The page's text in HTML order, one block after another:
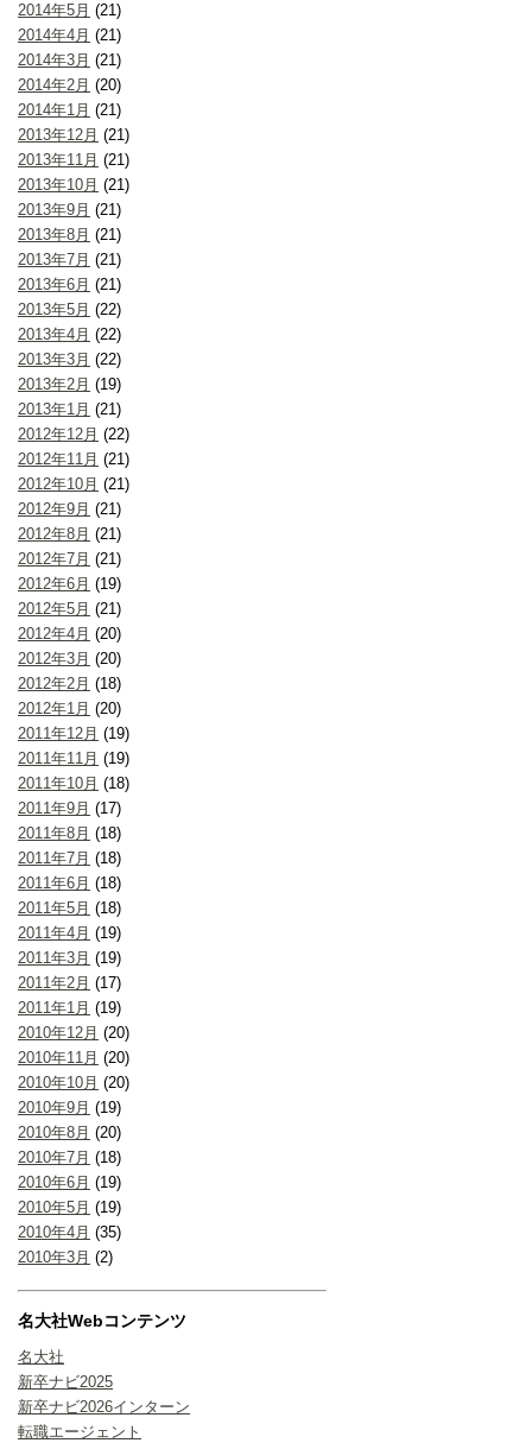
2014年5月 (21)
2014年4月 (21)
2014年3月 (21)
2014年2月 (20)
2014年1月 (21)
2013年12月 (21)
2013年11月 (21)
2013年10月 (21)
2013年9月 (21)
2013年8月 (21)
2013年7月 (21)
2013年6月 (21)
2013年5月 (22)
2013年4月 (22)
2013年3月 (22)
2013年2月 (19)
2013年1月 (21)
2012年12月 (22)
2012年11月 (21)
2012年10月 (21)
2012年9月 (21)
2012年8月 (21)
2012年7月 (21)
2012年6月 (19)
2012年5月 (21)
2012年4月 (20)
2012年3月 (20)
2012年2月 (18)
2012年1月 (20)
2011年12月 (19)
2011年11月 (19)
2011年10月 (18)
2011年9月 (17)
2011年8月 (18)
2011年7月 (18)
2011年6月 (18)
2011年5月 (18)
2011年4月 (19)
2011年3月 (19)
2011年2月 (17)
2011年1月 (19)
2010年12月 (20)
2010年11月 (20)
2010年10月 (20)
2010年9月 (19)
2010年8月 (20)
2010年7月 (18)
2010年6月 (19)
2010年5月 (19)
2010年4月 (35)
2010年3月 (2)
名大社Webコンテンツ
名大社
新卒ナビ2025
新卒ナビ2026インターン
転職エージェント